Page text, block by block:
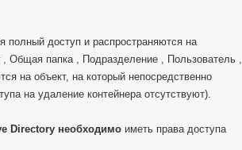
полный доступ и распространяются на
Общая папка , Подразделение , Пользователь ,
на объект, на который непосредственно
на удаление контейнера отсутствуют).
Directory необходимо иметь права доступа